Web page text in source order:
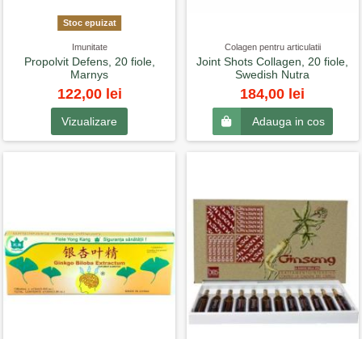
Stoc epuizat
Imunitate
Propolvit Defens, 20 fiole,
Marnys
122,00 lei
Vizualizare
Colagen pentru articulatii
Joint Shots Collagen, 20 fiole,
Swedish Nutra
184,00 lei
Adauga in cos